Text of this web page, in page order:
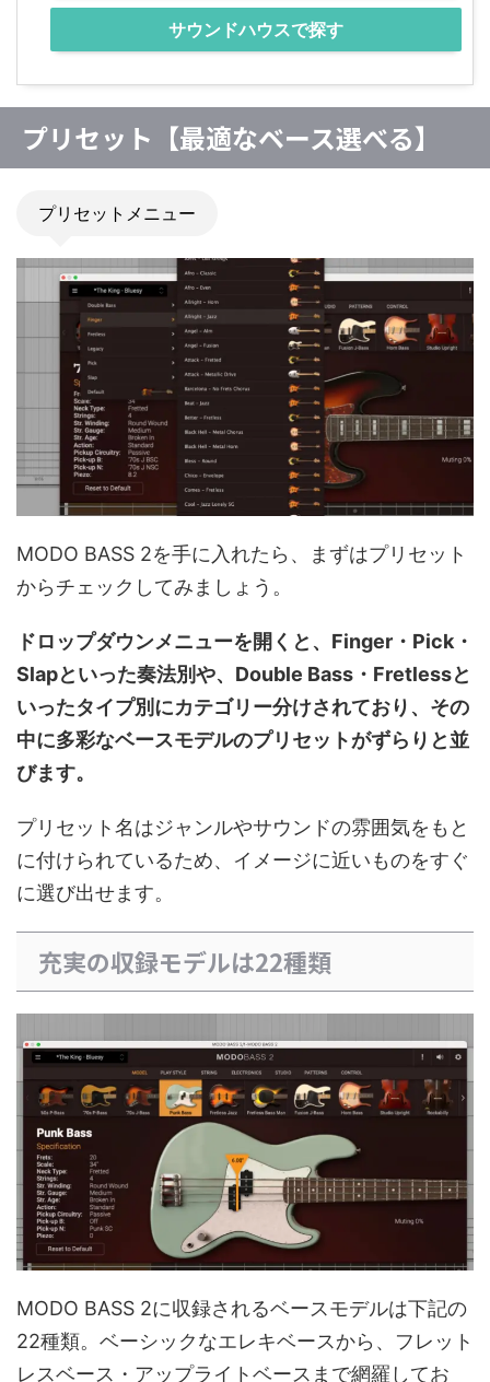
サウンドハウスで探す
プリセット【最適なベース選べる】
プリセットメニュー
MODO BASS 2を手に入れたら、まずはプリセット
からチェックしてみましょう。
ドロップダウンメニューを開くと、Finger・Pick・
Slapといった奏法別や、Double Bass・Fretlessと
いったタイプ別にカテゴリー分けされており、その
中に多彩なベースモデルのプリセットがずらりと並
びます。
プリセット名はジャンルやサウンドの雰囲気をもと
に付けられているため、イメージに近いものをすぐ
に選び出せます。
充実の収録モデルは22種類
MODO BASS 2に収録されるベースモデルは下記の
22種類。ベーシックなエレキベースから、フレット
レスベース・アップライトベースまで網羅してお